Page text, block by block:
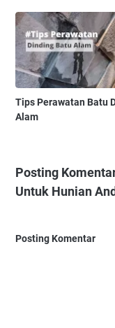
Tips Perawatan Batu
Alam
Posting
Untuk Hunian
Posting Komentar